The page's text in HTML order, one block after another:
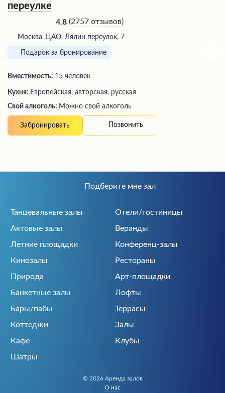
переулке
4.8 (2757 отзывов)
Москва, ЦАО, Лялин переулок, 7
Подарок за бронирование
Вместимость: 15 человек
Кухня: Европейская, авторская, русская
Свой алкоголь: Можно свой алкоголь
Забронировать Позвонить
© 2026 Аренда залов
О нас
Танцевальные залы
Отели/гостиницы
Актовые залы
Веранды
Летние площадки
Конференц-залы
Кинозалы
Рестораны
Природа
Арт-площадки
Банкетные залы
Лофты
Бары/пабы
Террасы
Коттеджи
Залы
Кафе
Клубы
Шатры
Подберите мне зал